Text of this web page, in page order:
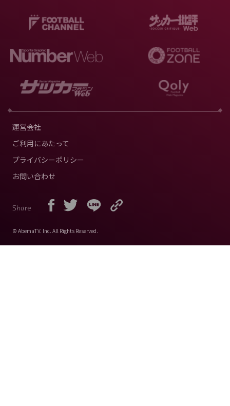
運営会社
ご利用にあたって
プライバシーポリシー
お問い合わせ
Share
© AbemaTV. Inc. All Rights Reserved.